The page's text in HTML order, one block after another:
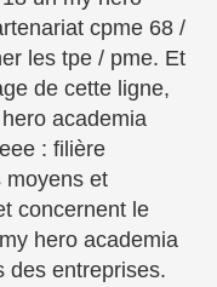
cpme 68 /
les tpe / pme. Et
de cette ligne,
academia
: filière
moyens et
concernent le
hero academia
des entreprises.